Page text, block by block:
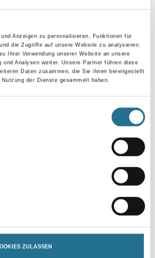
Anzeigen zu personalisieren, Funktionen für
die Zugriffe auf unsere Website zu analysieren.
Ihrer Verwendung unserer Website an unsere
und Analysen weiter. Unsere Partner führen diese
Daten zusammen, die Sie ihnen bereitgestellt
der Dienste gesammelt haben.
ZULASSEN